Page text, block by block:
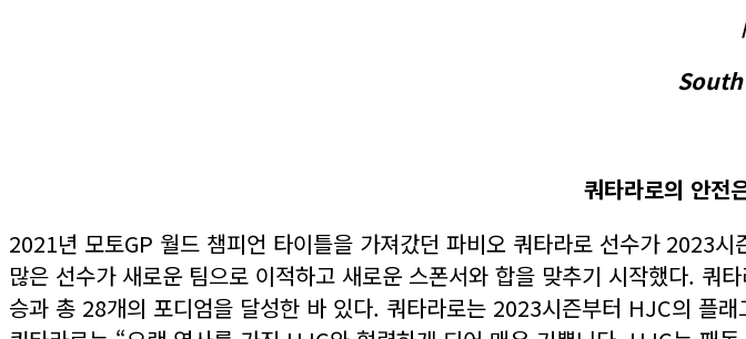
쿼타라로의 안전
2021년 모토GP 월드 챔피언 타이틀을 가져갔던 파비오 쿼타라로 선수가 2023
많은 선수가 새로운 팀으로 이적하고 새로운 스폰서와 합을 맞추기 시작했다.
승과 총 28개의 포디엄을 달성한 바 있다. 쿼타라로는 2023시즌부터 HJC의 플